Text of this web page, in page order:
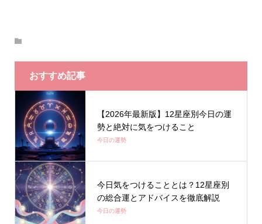
おすすめ記事
【2026年最新版】12星座別今日の運
勢と絶対に気をつけること
今日の運勢
今日気をつけることとは？12星座別
の総合運とアドバイスを徹底解説
今日の運勢